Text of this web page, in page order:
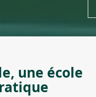
une école